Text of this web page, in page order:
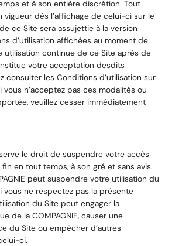
et à son entière discrétion. Tout
vigueur dès l’affichage de celui-ci sur le
ce Site sera assujettie à la version
d’utilisation affichées au moment de
utilisation continue de ce Site après de
votre acceptation desdits
consulter les Conditions d’utilisation sur
vous n’acceptez pas ces modalités ou
veuillez cesser immédiatement
le droit de suspendre votre accès
en tout temps, à son gré et sans avis.
peut suspendre votre utilisation du
vous ne respectez pas la présente
du Site peut engager la
de la COMPAGNIE, causer une
du Site ou empêcher d’autres
ci.